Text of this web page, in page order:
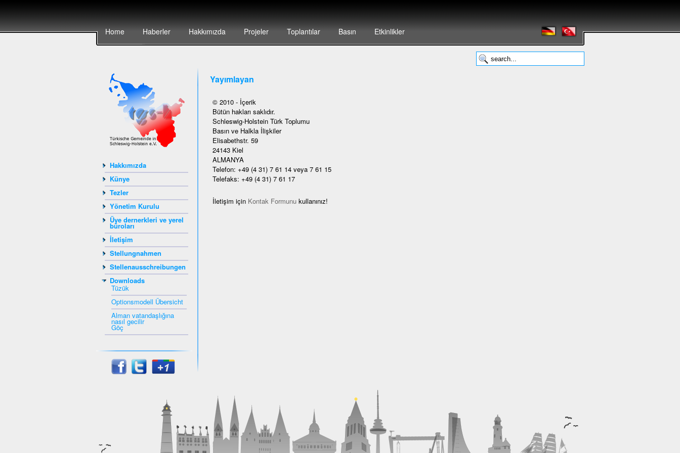
Home Haberler Hakkımızda Projeler Toplantılar Basın Etkinlikler
Hakkımızda
Künye
Tezler
Yönetim Kurulu
Üye dernerkleri ve yerel
büroları
İletişim
Stellungnahmen
Stellenausschreibungen
Downloads
Tüzük
Optionsmodell Übersicht
Alman vatandaşlığına
nasıl gecilir
Göç
Yayımlayan
© 2010 - İçerik
Bütün hakları saklıdır.
Schleswig-Holstein Türk Toplumu
Basın ve Halkla İlişkiler
Elisabethstr. 59
24143 Kiel
ALMANYA
Telefon: +49 (4 31) 7 61 14 veya 7 61 15
Telefaks: +49 (4 31) 7 61 17
İletişim için Kontak Formunukullanınız!